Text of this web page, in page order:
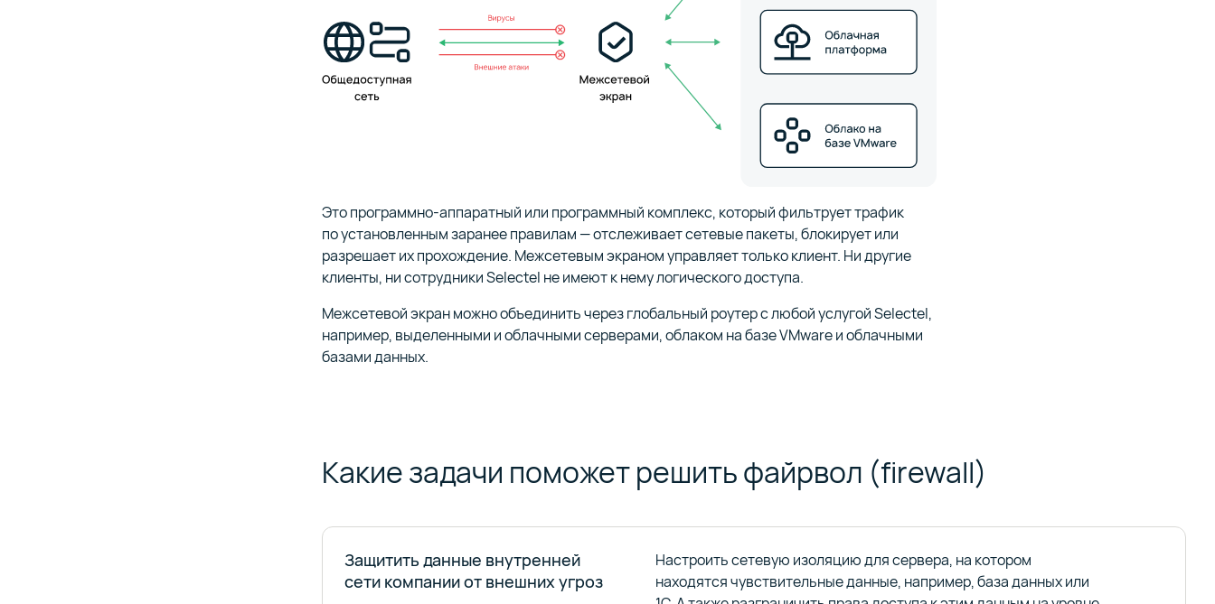
Это программно-аппаратный или программный комплекс, который фильтрует трафик
по установленным заранее правилам — отслеживает сетевые пакеты, блокирует или
разрешает их прохождение. Межсетевым экраном управляет только клиент. Ни другие
клиенты, ни сотрудники Selectel не имеют к нему логического доступа.
Межсетевой экран можно объединить через глобальный роутер с любой услугой Selectel,
например, выделенными и облачными серверами, облаком на базе VMware и облачными
базами данных.
Какие задачи поможет решить файрвол (firewall)
Защитить данные внутренней
сети компании от внешних угроз
Настроить сетевую изоляцию для сервера, на котором
находятся чувствительные данные, например, база данных или